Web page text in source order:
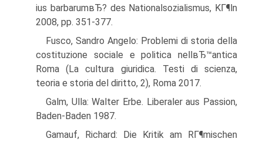
ius barbarumвЂ? des Nationalsozialismus, KГ¶ln
2008, pp. 351-377.
Fusco, Sandro Angelo: Problemi di storia della
costituzione sociale e politica nellвЂ™antica
Roma (La cultura giuridica. Testi di scienza,
teoria e storia del diritto, 2), Roma 2017.
Galm, Ulla: Walter Erbe. Liberaler aus Passion,
Baden-Baden 1987.
Gamauf, Richard: Die Kritik am RГ¶mischen